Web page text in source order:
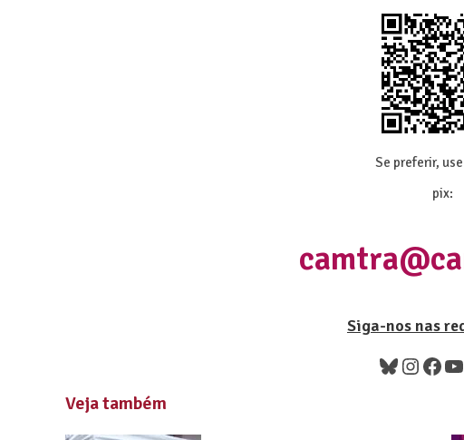
Se preferir,
pix:
Siga-nos nas
Veja também